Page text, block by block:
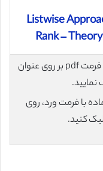
Listwise
Rank –
برای دانلود رایگان مقاله انگلیسی با فرمت pdf بر روی عنوان
با فرمت ورد، روی
کنید.